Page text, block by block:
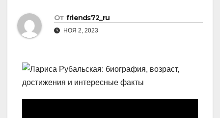
От friends72_ru
НОЯ 2, 2023